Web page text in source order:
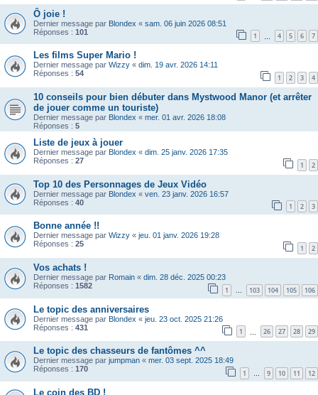
Ô joie !
Dernier message par Blondex « sam. 06 juin 2026 08:51
Réponses : 101 1 4 5 6 7
Les films Super Mario !
Dernier message par Wizzy « dim. 19 avr. 2026 14:11
Réponses : 54 1 2 3 4
10 conseils pour bien débuter dans Mystwood Manor (et arrêter
de jouer comme un touriste)
Dernier message par Blondex « mer. 01 avr. 2026 18:08
Réponses : 5
Liste de jeux à jouer
Dernier message par Blondex « dim. 25 janv. 2026 17:35
Réponses : 27 1 2
Top 10 des Personnages de Jeux Vidéo
Dernier message par Blondex « ven. 23 janv. 2026 16:57
Réponses : 40 1 2 3
Bonne année !!
Dernier message par Wizzy « jeu. 01 janv. 2026 19:28
Réponses : 25 1 2
Vos achats !
Dernier message par Romain « dim. 28 déc. 2025 00:23
Réponses : 1582 1 103 104 105 106
Le topic des anniversaires
Dernier message par Blondex « jeu. 23 oct. 2025 21:26
Réponses : 431 1 26 27 28 29
Le topic des chasseurs de fantômes ^^
Dernier message par jumpman « mer. 03 sept. 2025 18:49
Réponses : 170 1 … 9 10 11 12
Le coin des BD !